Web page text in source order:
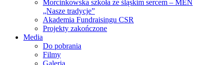
Morcinkowska szkoła ze śląskim sercem – MEN
„Nasze tradycje”
Akademia Fundraisingu CSR
Projekty zakończone
Media
Do pobrania
Filmy
Galeria